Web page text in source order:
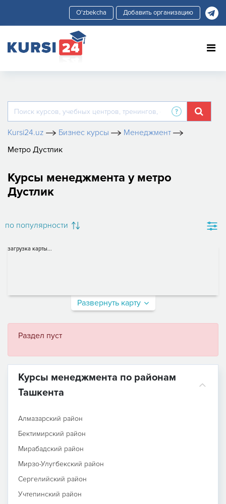
Добавить организацию
Kursi24.uz Бизнес курсы
Менеджмент
Метро Дустлик
Курсы менеджмента у метро
Дустлик
по популярности
загрузка карты...
Развернуть карту
Раздел пуст
Курсы менеджмента по районам
Ташкента
Алмазарский район
Бектимирский район
Мирабадский район
Мирзо-Улугбекский район
Сергелийский район
Учтепинский район